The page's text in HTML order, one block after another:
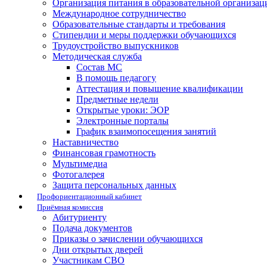
Организация питания в образовательной
Международное сотрудничество
Образовательные стандарты и требования
Стипендии и меры поддержки обучающихся
Трудоустройство выпускников
Методическая служба
Состав МС
В помощь педагогу
Аттестация и повышение квалификации
Предметные недели
Открытые уроки: ЭОР
Электронные порталы
График взаимопосещения занятий
Наставничество
Финансовая грамотность
Мультимедиа
Фотогалерея
Защита персональных данных
Профориентационный кабинет
Приёмная комиссия
Абитуриенту
Подача документов
Приказы о зачислении обучающихся
Дни открытых дверей
Участникам СВО